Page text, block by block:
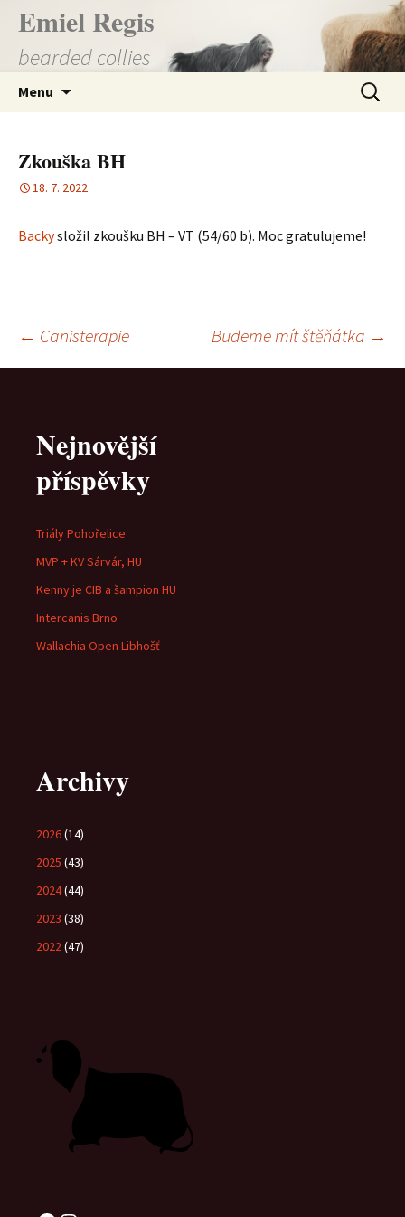
Přejít
obsahu
Emiel Regis
bearded collies
Menu
Zkouška BH
18. 7. 2022
Backysložil zkoušku BH – VT (54/60 b). Moc gratulujeme!
Navigace
příspěvky
← Canisterapie Budeme mít štěňátka →
Nejnovější
příspěvky
Triály Pohořelice
MVP + KV Sárvár, HU
Kenny je CIB a šampion HU
Intercanis Brno
Wallachia Open Libhošť
Archivy
2026(14)
2025 (43)
2024(44)
2023 (38)
2022(47)